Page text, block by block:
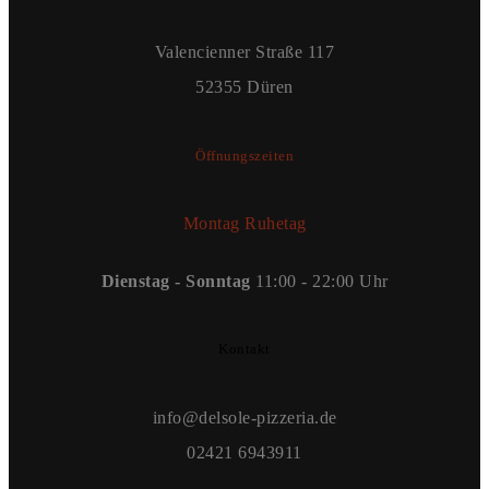
Valencienner Straße 117
52355 Düren
Öffnungszeiten
Montag Ruhetag
Dienstag - Sonntag 11:00 - 22:00 Uhr
info@delsole-pizzeria.de
02421 6943911